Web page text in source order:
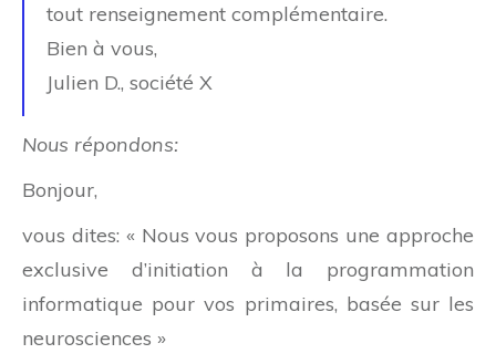
tout renseignement complémentaire.
Bien à vous,
Julien D., société X
Nous répondons:
Bonjour,
vous dites: « Nous vous proposons une approche
exclusive d’initiation à la programmation
informatique pour vos primaires, basée sur les
neurosciences »